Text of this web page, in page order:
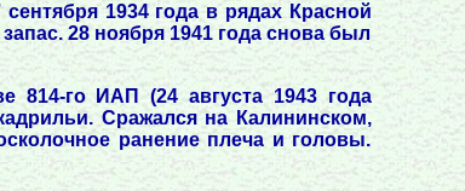
1934 года в рядах Красной
28 ноября 1941 года снова был
го ИАП (24 августа 1943 года
Сражался на Калининском,
ранение плеча и головы.